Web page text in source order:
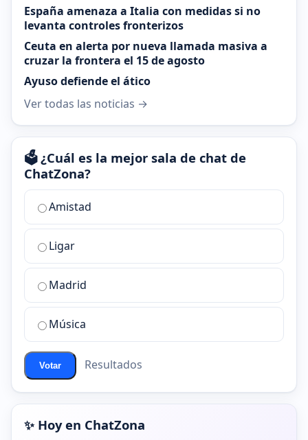
España amenaza a Italia con medidas si no
levanta controles fronterizos
Ceuta en alerta por nueva llamada masiva a
cruzar la frontera el 15 de agosto
Ayuso defiende el ático
Ver todas las noticias →
🗳️ ¿Cuál es la mejor sala de chat de
ChatZona?
¿Cuál
la
mejor
sala
chat
ChatZona?
Amistad
Ligar
Madrid
Música
Votar Resultados
✨ Hoy en ChatZona